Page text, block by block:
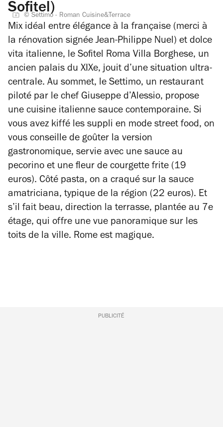
Sofitel)
© Settimo - Roman Cuisine&Terrace
Mix idéal entre élégance à la française (merci à
la rénovation signée Jean-Philippe Nuel) et dolce
vita italienne, le Sofitel Roma Villa Borghese, un
ancien palais du XIXe, jouit d’une situation ultra-
centrale. Au sommet, le Settimo, un restaurant
piloté par le chef Giuseppe d’Alessio, propose
une cuisine italienne sauce contemporaine. Si
vous avez kiffé les suppli en mode street food, on
vous conseille de goûter la version
gastronomique, servie avec une sauce au
pecorino et une fleur de courgette frite (19
euros). Côté pasta, on a craqué sur la sauce
amatriciana, typique de la région (22 euros). Et
s’il fait beau, direction la terrasse, plantée au 7e
étage, qui offre une vue panoramique sur les
toits de la ville. Rome est magique.
PUBLICITÉ